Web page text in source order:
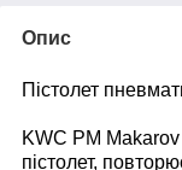
Опис
Пістолет
KWC PM
пістолет,